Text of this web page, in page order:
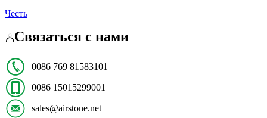
Честь
Связаться с нами
0086 769 81583101
0086 15015299001
sales@airstone.net